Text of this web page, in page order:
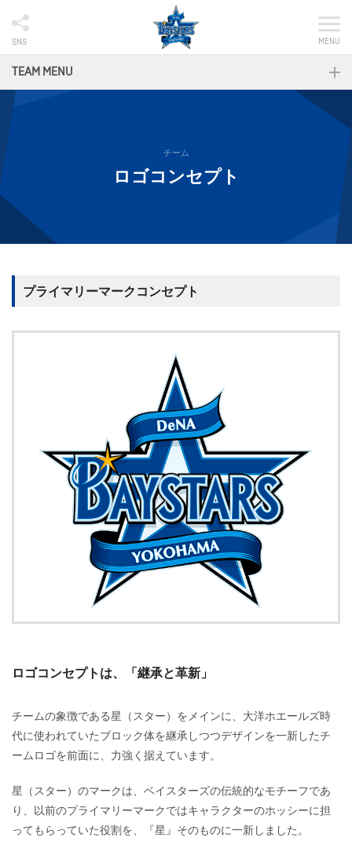
SNS MENU
TEAM MENU
チーム
ロゴコンセプト
プライマリーマークコンセプト
ロゴコンセプトは、「継承と革新」
チームの象徴である星（スター）をメインに、大洋ホエールズ時
代に使われていたブロック体を継承しつつデザインを一新したチ
ームロゴを前面に、力強く据えています。
星（スター）のマークは、ベイスターズの伝統的なモチーフであ
り、以前のプライマリーマークではキャラクターのホッシーに担
ってもらっていた役割を、『星』そのものに一新しました。